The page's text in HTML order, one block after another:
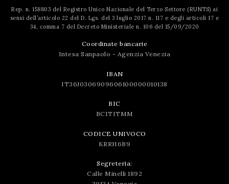
Rep. n. 158803 del Registro Unico Nazionale del Terzo Settore (RUNTS) ai
sensi dell’articolo 22 del D. Lgs. del 3 luglio 2017 n. 117 e degli articoli 17 e
34, comma 7 del Decreto Ministeriale n. 106 del 15/09/2020
Coordinate bancarie
Intesa Sanpaolo - Agenzia Venezia
IBAN
IT36J0306909606100000010138
BIC
BCITITMM
CODICE UNIVOCO
KRRH6B9
Segreteria:
Calle Minelli 1892